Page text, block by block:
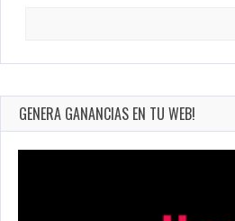
GENERA GANANCIAS EN TU WEB!